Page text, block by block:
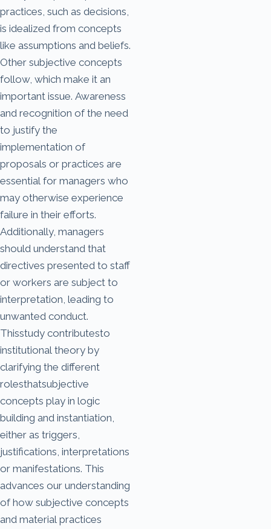
practices, such as decisions,
is idealized from concepts
like assumptions and beliefs.
Other subjective concepts
follow, which make it an
important issue. Awareness
and recognition of the need
to justify the
implementation of
proposals or practices are
essential for managers who
may otherwise experience
failure in their efforts.
Additionally, managers
should understand that
directives presented to staff
or workers are subject to
interpretation, leading to
unwanted conduct.
Thisstudy contributesto
institutional theory by
clarifying the different
rolesthatsubjective
concepts play in logic
building and instantiation,
either as triggers,
justifications, interpretations
or manifestations. This
advances our understanding
of how subjective concepts
and material practices